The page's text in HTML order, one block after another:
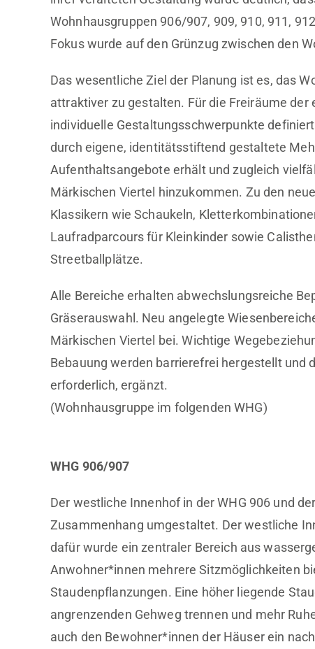
Wohnhausgruppen 906/907, 909, 910, 911,
Fokus wurde auf den Grünzug zwischen den
Das wesentliche Ziel der Planung ist es, das
attraktiver zu gestalten. Für die Freiräume
individuelle Gestaltungsschwerpunkte
durch eigene, identitätsstiftend gestaltete
Aufenthaltsangebote erhält und zugleich
Märkischen Viertel hinzukommen. Zu den
Klassikern wie Schaukeln,
Laufradparcours für Kleinkinder sowie
Streetballplätze.
Alle Bereiche erhalten abwechslungsreiche
Gräserauswahl. Neu angelegte
Märkischen Viertel bei. Wichtige
Bebauung werden barrierefrei hergestellt und
erforderlich, ergänzt.
(Wohnhausgruppe im folgenden WHG)
WHG 906/907
Der westliche Innenhof in der WHG 906 und
Zusammenhang umgestaltet. Der westliche
dafür wurde ein zentraler Bereich aus
Anwohner*innen mehrere Sitzmöglichkeiten
Staudenpflanzungen. Eine höher liegende
angrenzenden Gehweg trennen und mehr
auch den Bewohner*innen der Häuser ein